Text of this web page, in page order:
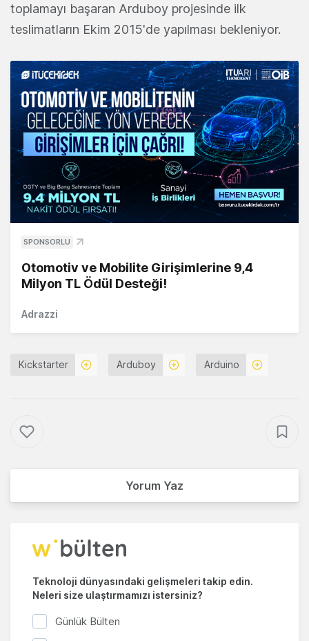
toplamayı başaran Arduboy projesinde ilk
teslimatların Ekim 2015'de yapılması bekleniyor.
SPONSORLU
Otomotiv ve Mobilite Girişimlerine 9,4
Milyon TL Ödül Desteği!
Adrazzi
Kickstarter Arduboy Arduino
Yorum Yaz
Teknoloji dünyasındaki gelişmeleri takip edin.
Neleri size ulaştırmamızı istersiniz?
Günlük Bülten